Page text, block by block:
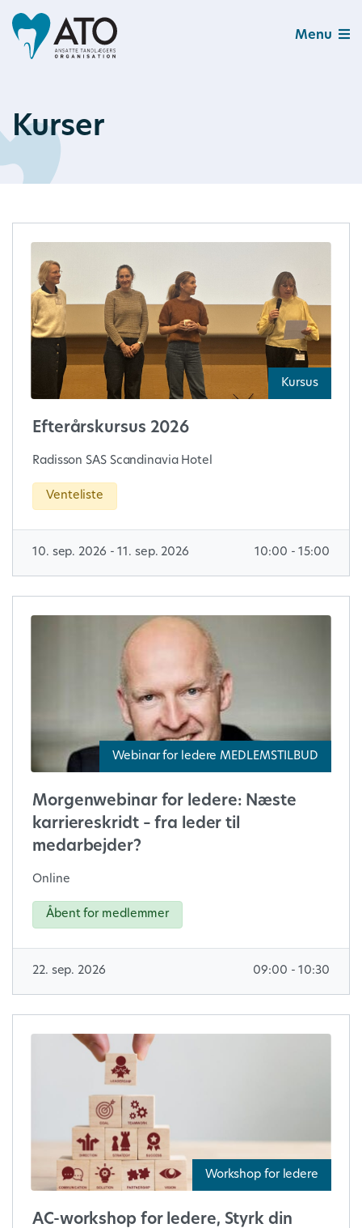
Menu
Kurser
Kursus
Efterårskursus 2026
Radisson SAS Scandinavia Hotel
Venteliste
10. sep. 2026 - 11. sep. 2026 10:00 - 15:00
Webinar for ledere MEDLEMSTILBUD
Morgenwebinar for ledere: Næste
karriereskridt – fra leder til
medarbejder?
Online
Åbent for medlemmer
22. sep. 2026 09:00 - 10:30
Workshop for ledere
AC-workshop for ledere, Styrk din